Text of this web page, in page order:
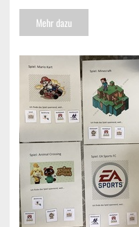
Mehr dazu